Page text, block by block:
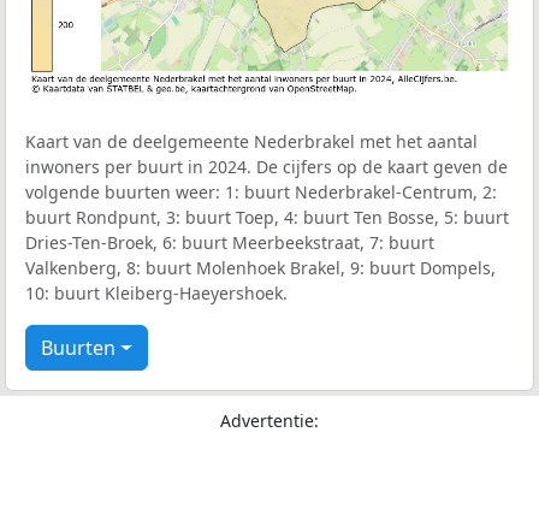
Kaart van de deelgemeente Nederbrakel met het aantal
inwoners per buurt in 2024. De cijfers op de kaart geven de
volgende buurten weer: 1: buurt Nederbrakel-Centrum, 2:
buurt Rondpunt, 3: buurt Toep, 4: buurt Ten Bosse, 5: buurt
Dries-Ten-Broek, 6: buurt Meerbeekstraat, 7: buurt
Valkenberg, 8: buurt Molenhoek Brakel, 9: buurt Dompels,
10: buurt Kleiberg-Haeyershoek.
Buurten
Advertentie: